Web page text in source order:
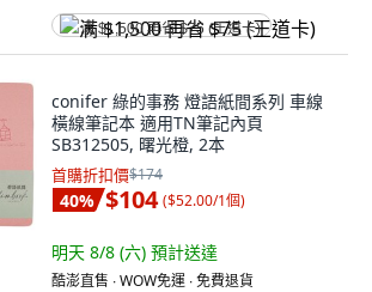
满 $1,500 再省 $75 (王道卡)
conifer 綠的事務 燈語紙間系列 車線
橫線筆記本 適用TN筆記內頁
SB312505, 曙光橙, 2本
首購折扣價$174
40% $104 ($52.00/1個)
明天 8/8 (六) 預計送達
酷澎直售 ∙ WOW免運 ∙ 免費退貨